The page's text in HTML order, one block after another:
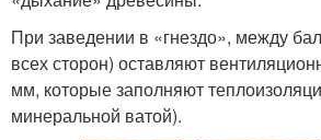
При заведении в «гнездо», между
всех сторон) оставляют
мм, которые заполняют
минеральной ватой).